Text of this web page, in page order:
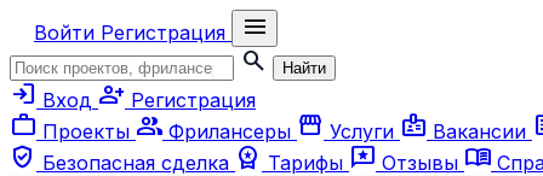
Войти Регистрация
menu
search
Найти
login Вход person_add Регистрация
work Проекты group Фрилансеры storefront Услуги badge Вакансии
verified_user Безопасная сделка workspace_premium Тарифы reviews Отзывы menu_book